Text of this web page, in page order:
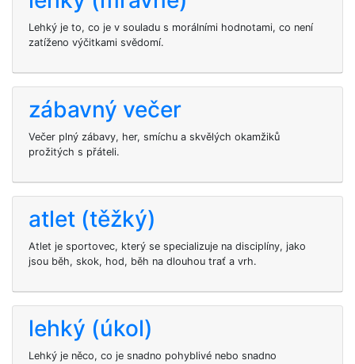
Lehký je to, co je v souladu s morálními hodnotami, co není
zatíženo výčitkami svědomí.
zábavný večer
Večer plný zábavy, her, smíchu a skvělých okamžiků
prožitých s přáteli.
atlet (těžký)
Atlet je sportovec, který se specializuje na disciplíny, jako
jsou běh, skok, hod, běh na dlouhou trať a vrh.
lehký (úkol)
Lehký je něco, co je snadno pohyblivé nebo snadno